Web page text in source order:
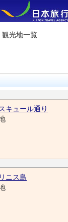
観光地一覧
キュール通り
ニス島